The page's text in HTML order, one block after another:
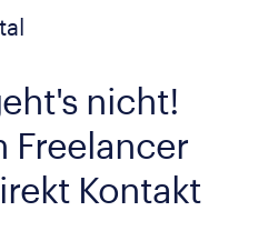
nicht!
Freelancer
Kontakt